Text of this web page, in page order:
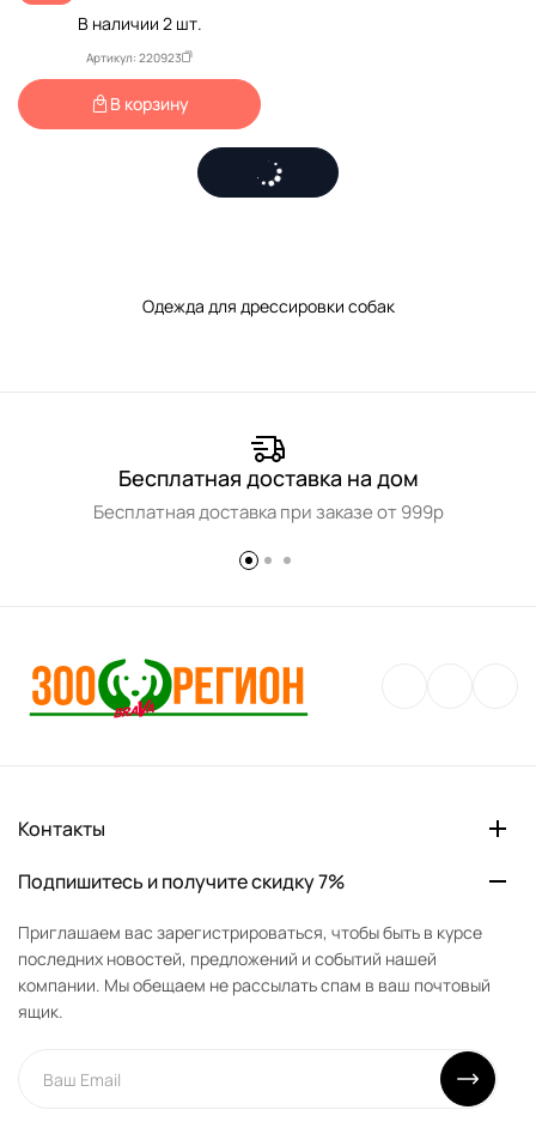
В наличии 2шт.
Артикул: 220923
В корзину
Одежда для дрессировки собак
Бесплатная доставка на дом
Бесплатная доставка при заказе от 999р
Контакты
Подпишитесь и получите скидку 7%
Приглашаем вас зарегистрироваться, чтобы быть в курсе
последних новостей, предложений и событий нашей
компании. Мы обещаем не рассылать спам в ваш почтовый
ящик.